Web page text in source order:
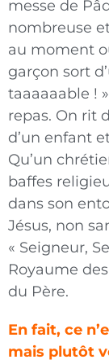
messe de
nombreuse
au moment
garçon sort
taaaaaable !
repas. On rit
d’un enfant
Qu’un
baffes
dans son
Jésus, non
« Seigneur,
Royaume
du Père.
En fait, ce
mais plutôt